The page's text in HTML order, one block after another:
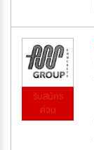
รับสมัคร
ด่วน